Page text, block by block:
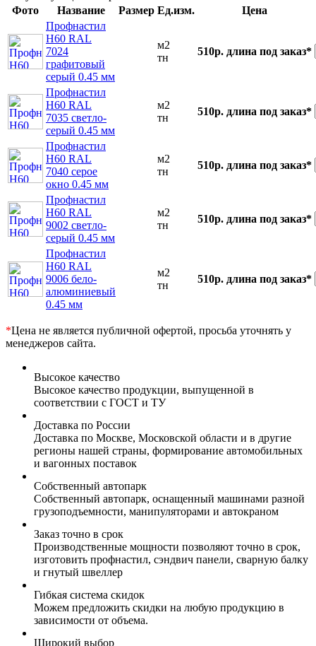
Фото
Название Размер Ед.изм.
Цена
Профнастил
Н60 RAL
7024
графитовый
серый 0.45 мм
м2
тн
510р. длина под заказ*
Профнастил
Н60 RAL
7035 светло-
серый 0.45 мм
м2
тн
510р. длина под заказ*
Профнастил
Н60 RAL
7040 серое
окно 0.45 мм
м2
тн
510р. длина под заказ*
Профнастил
Н60 RAL
9002 светло-
серый 0.45 мм
м2
тн
510р. длина под заказ*
Профнастил
Н60 RAL
9006 бело-
алюминиевый
0.45 мм
м2
тн
510р. длина под заказ*
*Цена не является публичной офертой, просьба уточнять у
менеджеров сайта.
Высокое качество
Высокое качество продукции, выпущенной в
соответствии с ГОСТ и ТУ
Доставка по России
Доставка по Москве, Московской области и в другие
регионы нашей страны, формирование автомобильных
и вагонных поставок
Собственный автопарк
Собственный автопарк, оснащенный машинами разной
грузоподъемности, манипуляторами и автокраном
Заказ точно в срок
Производственные мощности позволяют точно в срок,
изготовить профнастил, сэндвич панели, сварную балку
и гнутый швеллер
Гибкая система скидок
Можем предложить скидки на любую продукцию в
зависимости от объема.
Широкий выбор